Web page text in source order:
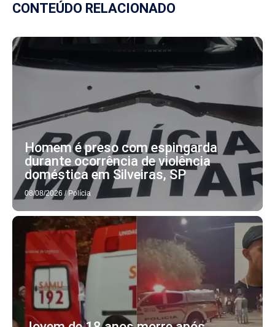
CONTEÚDO RELACIONADO
Homem é preso com espingarda
durante ocorrência de violência
doméstica em Silveiras, SP
08/08/2026 / Polícia